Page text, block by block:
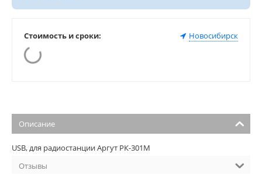
Стоимость и сроки: Новосибирск
Описание
USB, для радиостанции Аргут РК-301М
Отзывы